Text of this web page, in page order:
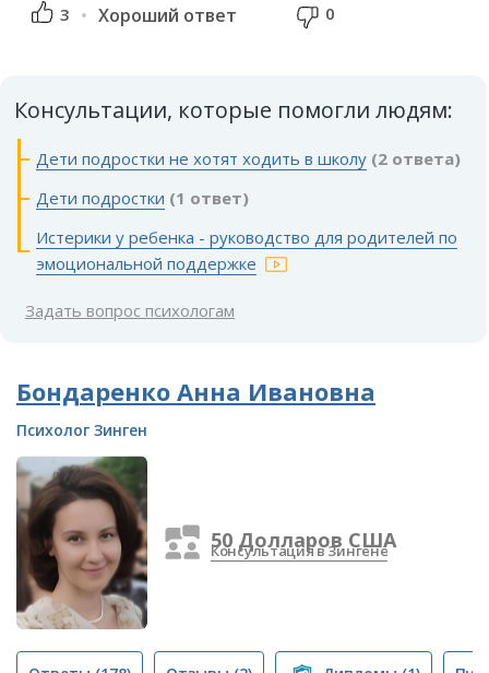
3 Хороший ответ 0
Консультации, которые помогли людям:
Дети подростки не хотят ходить в школу (2 ответа)
Дети подростки (1 ответ)
Истерики у ребенка - руководство для родителей по
эмоциональной поддержке
Задать вопрос психологам
Бондаренко Анна Ивановна
Психолог Зинген
50 Долларов США
Консультация в Зингене